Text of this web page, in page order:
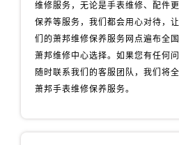
维修服务，无论是手表维修、配件
保养等服务，我们都会用心对待，
们的萧邦维修保养服务网点遍布全
萧邦维修中心选择。如果您有任何
随时联系我们的客服团队，我们将
萧邦手表维修保养服务。